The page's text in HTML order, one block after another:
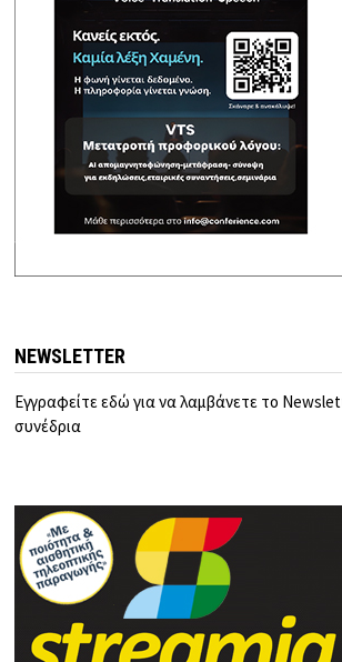
NEWSLETTER
Εγγραφείτε εδώ για να λαμβάνετε το
συνέδρια